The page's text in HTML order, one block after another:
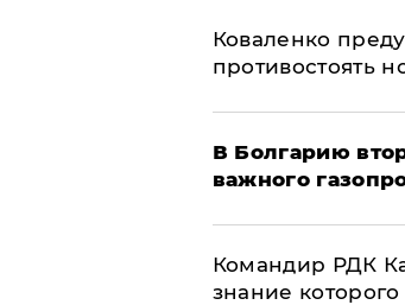
Коваленко
противостоять
В Болгарию
важного
Командир РДК
знание